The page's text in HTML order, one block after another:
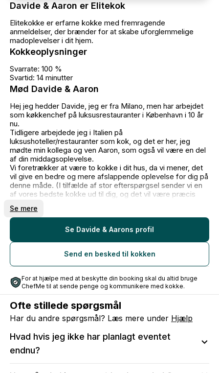
Davide & Aaron er Elitekok
Elitekokke er erfarne kokke med fremragende
anmeldelser, der brænder for at skabe uforglemmelige
madoplevelser i dit hjem.
Kokkeoplysninger
Svarrate: 100 %
Svartid: 14 minutter
Mød Davide & Aaron
Hej jeg hedder Davide, jeg er fra Milano, men har arbejdet
som køkkenchef på luksusrestauranter i København i 10 år
nu.
Tidligere arbejdede jeg i Italien på
luksushoteller/restauranter som kok, og det er her, jeg
mødte min kollega og ven Aaron, som også vil være en del
af din middagsoplevelse.
Vi foretrækker at være to kokke i dit hus, da vi mener, det
vil give en bedre og mere afslappende oplevelse for dig på
denne måde. (I tilfælde af stor efterspørgsel sender vi en
af vores bedste kokke ud til dig, og det vil være præcis
Vores idé er at bringe et italiensk køkken med et strejf af
nordisk stil til dit hjem.
For eventuelle allergier eller ændringer i menuen er vi
virkelig åbne. Vi laver også veganske og vegetariske
muligheder.
Jeg kan ikke vente med at høre fra dig! Du kan skrive til mig
på engelsk eller italiensk.
Se mere
Se Davide & Aarons profil
Send en besked til kokken
For at hjælpe med at beskytte din booking skal du altid bruge
ChefMe til at sende penge og kommunikere med kokke.
Ofte stillede spørgsmål
Har du andre spørgsmål? Læs mere under Hjælp
Hvad hvis jeg ikke har planlagt eventet
endnu?